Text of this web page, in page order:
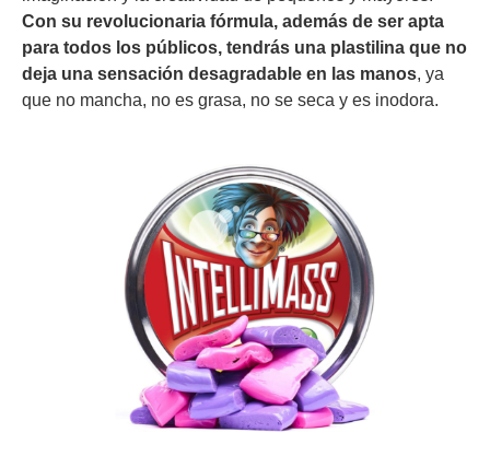
Con su revolucionaria fórmula, además de ser apta
para todos los públicos, tendrás una plastilina que no
deja una sensación desagradable en las manos, ya
que no mancha, no es grasa, no se seca y es inodora.